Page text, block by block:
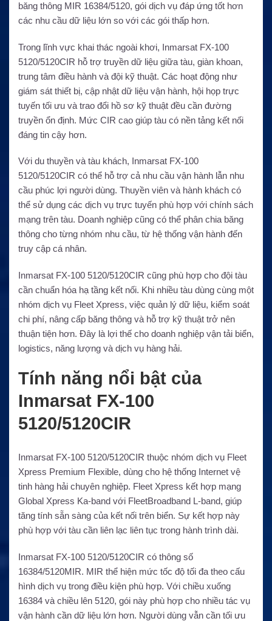
băng thông MIR 16384/5120, gói dịch vụ đáp ứng tốt hơn
các nhu cầu dữ liệu lớn so với các gói thấp hơn.
Trong lĩnh vực khai thác ngoài khơi, Inmarsat FX-100
5120/5120CIR hỗ trợ truyền dữ liệu giữa tàu, giàn khoan,
trung tâm điều hành và đội kỹ thuật. Các hoạt động như
giám sát thiết bị, cập nhật dữ liệu vận hành, hội họp trực
tuyến tối ưu và trao đổi hồ sơ kỹ thuật đều cần đường
truyền ổn định. Mức CIR cao giúp tàu có nền tảng kết nối
đáng tin cậy hơn.
Với du thuyền và tàu khách, Inmarsat FX-100
5120/5120CIR có thể hỗ trợ cả nhu cầu vận hành lẫn nhu
cầu phúc lợi người dùng. Thuyền viên và hành khách có
thể sử dụng các dịch vụ trực tuyến phù hợp với chính sách
mạng trên tàu. Doanh nghiệp cũng có thể phân chia băng
thông cho từng nhóm nhu cầu, từ hệ thống vận hành đến
truy cập cá nhân.
Inmarsat FX-100 5120/5120CIR cũng phù hợp cho đội tàu
cần chuẩn hóa hạ tầng kết nối. Khi nhiều tàu dùng cùng một
nhóm dịch vụ Fleet Xpress, việc quản lý dữ liệu, kiểm soát
chi phí, nâng cấp băng thông và hỗ trợ kỹ thuật trở nên
thuận tiện hơn. Đây là lợi thế cho doanh nghiệp vận tải biển,
logistics, năng lượng và dịch vụ hàng hải.
Tính năng nổi bật của
Inmarsat FX-100
5120/5120CIR
Inmarsat FX-100 5120/5120CIR thuộc nhóm dịch vụ Fleet
Xpress Premium Flexible, dùng cho hệ thống Internet vệ
tinh hàng hải chuyên nghiệp. Fleet Xpress kết hợp mạng
Global Xpress Ka-band với FleetBroadband L-band, giúp
tăng tính sẵn sàng của kết nối trên biển. Sự kết hợp này
phù hợp với tàu cần liên lạc liên tục trong hành trình dài.
Inmarsat FX-100 5120/5120CIR có thông số
16384/5120MIR. MIR thể hiện mức tốc độ tối đa theo cấu
hình dịch vụ trong điều kiện phù hợp. Với chiều xuống
16384 và chiều lên 5120, gói này phù hợp cho nhiều tác vụ
vận hành cần dữ liệu lớn hơn. Người dùng vẫn cần tối ưu